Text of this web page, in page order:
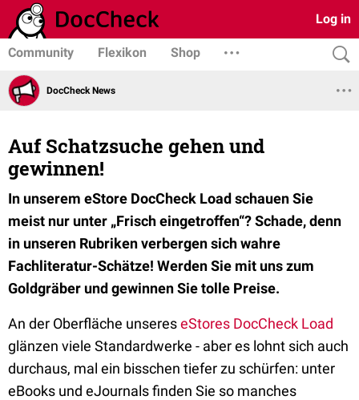
Log in
Community Flexikon Shop
DocCheck News
Auf Schatzsuche gehen und
gewinnen!
In unserem eStore DocCheck Load schauen Sie
meist nur unter „Frisch eingetroffen“? Schade, denn
in unseren Rubriken verbergen sich wahre
Fachliteratur-Schätze! Werden Sie mit uns zum
Goldgräber und gewinnen Sie tolle Preise.
An der Oberfläche unsereseStores DocCheck Load
glänzen viele Standardwerke - aber es lohnt sich auch
durchaus, mal ein bisschen tiefer zu schürfen: unter
eBooks und eJournals finden Sie so manches